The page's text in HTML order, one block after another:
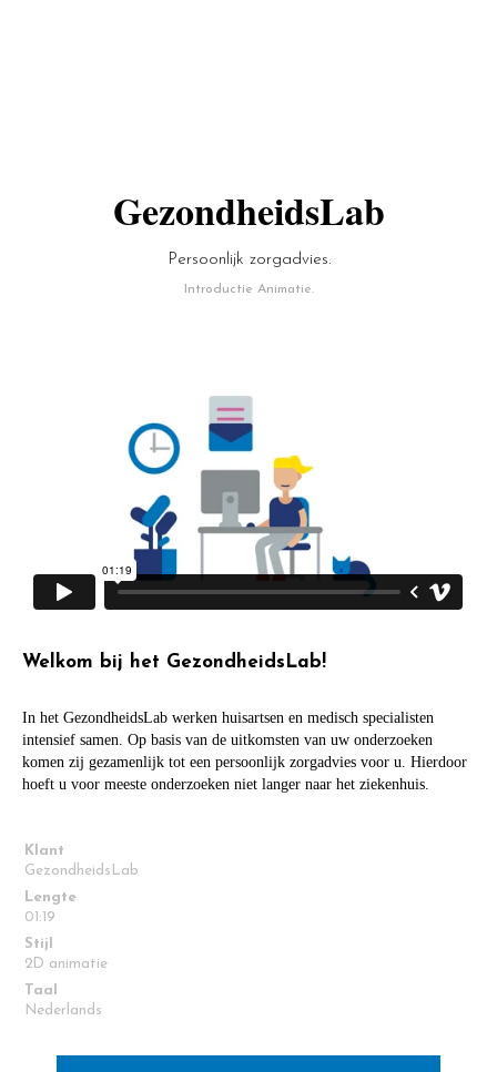
GezondheidsLab
Persoonlijk zorgadvies.
Introductie Animatie.
Welkom bij het GezondheidsLab!
In het GezondheidsLab werken huisartsen en medisch specialisten
intensief samen. Op basis van de uitkomsten van uw onderzoeken
komen zij gezamenlijk tot een persoonlijk zorgadvies voor u. Hierdoor
hoeft u voor meeste onderzoeken niet langer naar het ziekenhuis.
Klant
GezondheidsLab
Lengte
01:19
Stijl
2D animatie
Taal
Nederlands